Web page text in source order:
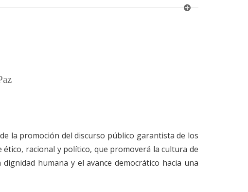
la promoción del discurso público garantista de los
racional y político, que promoverá la cultura de
humana y el avance democrático hacia una